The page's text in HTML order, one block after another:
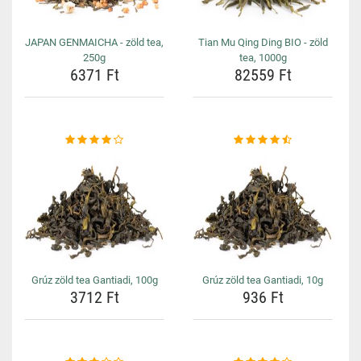
JAPAN GENMAICHA - zöld tea,
250g
6371 Ft
Tian Mu Qing Ding BIO - zöld
tea, 1000g
82559 Ft
Grúz zöld tea Gantiadi, 100g
3712 Ft
Grúz zöld tea Gantiadi, 10g
936 Ft